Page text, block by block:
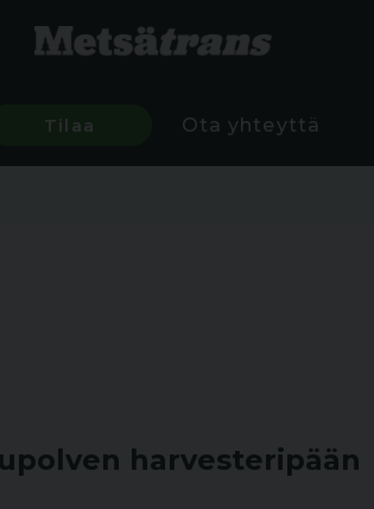
Tilaa Ota yhteyttä
harvesteripään